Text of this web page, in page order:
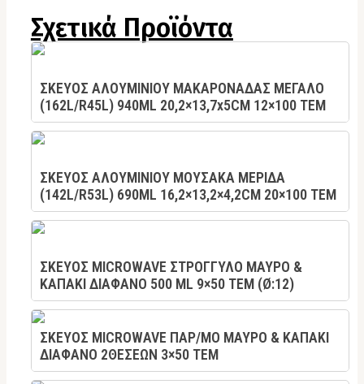
Σχετικά Προϊόντα
ΣΚΕΥΟΣ ΑΛΟΥΜΙΝΙΟΥ ΜΑΚΑΡΟΝΑΔΑΣ ΜΕΓΑΛΟ
(162L/R45L) 940ML 20,2×13,7x5CM 12×100 TEM
ΣΚΕΥΟΣ ΑΛΟΥΜΙΝΙΟΥ ΜΟΥΣΑΚΑ ΜΕΡΙΔΑ
(142L/R53L) 690ML 16,2×13,2×4,2CM 20×100 TEM
ΣΚΕΥΟΣ MICROWAVE ΣΤΡΟΓΓΥΛΟ ΜΑΥΡΟ &
ΚΑΠΑΚΙ ΔΙΑΦΑΝΟ 500 ML 9×50 TEM (Ø:12)
ΣΚΕΥΟΣ MICROWAVE ΠΑΡ/ΜΟ ΜΑΥΡΟ & ΚΑΠΑΚΙ
ΔΙΑΦΑΝΟ 2ΘΕΣΕΩΝ 3×50 TEM